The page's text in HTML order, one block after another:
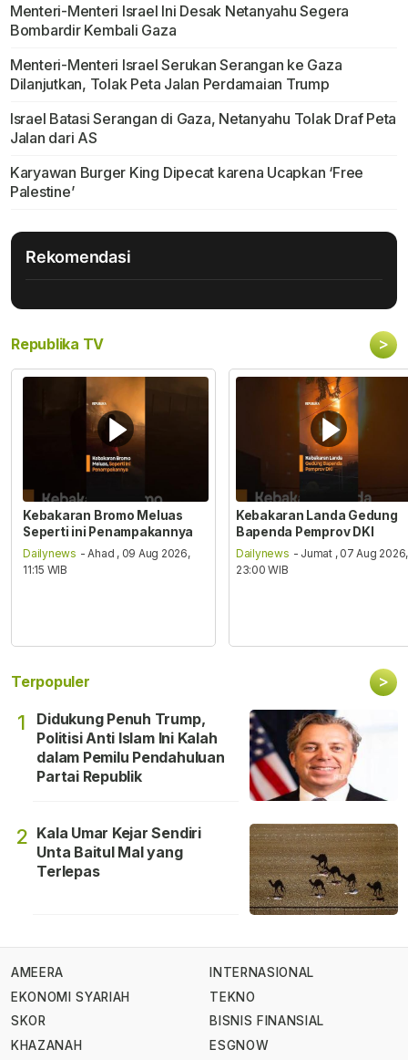
Menteri-Menteri Israel Ini Desak Netanyahu Segera
Bombardir Kembali Gaza
Menteri-Menteri Israel Serukan Serangan ke Gaza
Dilanjutkan, Tolak Peta Jalan Perdamaian Trump
Israel Batasi Serangan di Gaza, Netanyahu Tolak Draf Peta
Jalan dari AS
Karyawan Burger King Dipecat karena Ucapkan ‘Free
Palestine’
Rekomendasi
Republika TV >
Kebakaran Bromo Meluas
Seperti ini Penampakannya
Dailynews - Ahad , 09 Aug 2026,
11:15 WIB
Kebakaran Landa Gedung
Bapenda Pemprov DKI
Dailynews - Jumat , 07 Aug 2026,
23:00 WIB
Terpopuler >
1
Didukung Penuh Trump,
Politisi Anti Islam Ini Kalah
dalam Pemilu Pendahuluan
Partai Republik
2 Kala Umar Kejar Sendiri
Unta Baitul Mal yang
Terlepas
AMEERA
EKONOMI SYARIAH
SKOR
KHAZANAH
INTERNASIONAL
TEKNO
BISNIS FINANSIAL
ESGNOW